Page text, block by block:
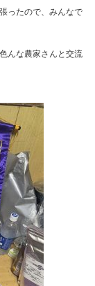
ったので、みんなで
んな農家さんと交流